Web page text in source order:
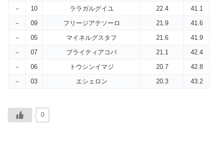
－
10 ララガルグイユ 22.4
41.1
－
09 フリージアテソーロ 21.9
41.6
－
05 マイネルグスタフ 21.6
41.9
－
07 ブライティアコバ 21.1
42.4
－
06 トウシンイマジ 20.7
42.8
－
03 エシェロン 20.3 43.2
0